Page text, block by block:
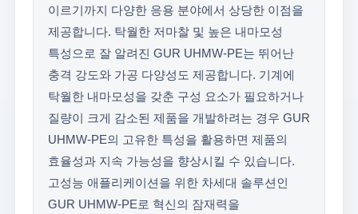
이르기까지 다양한 응용 분야에서 상당한 이점을
제공합니다. 탁월한 저마찰 및 높은 내마모성
특성으로 잘 알려진 GUR UHMW-PE는 뛰어난
충격 강도와 가공 다양성도 제공합니다. 기계에
탁월한 내마모성을 갖춘 구성 요소가 필요하거나
질량이 크게 감소된 제품을 개발하려는 경우 GUR
UHMW-PE의 고유한 특성을 활용하면 제품의
효율성과 지속 가능성을 향상시킬 수 있습니다.
고성능 애플리케이션을 위한 차세대 솔루션인
GUR UHMW-PE로 혁신의 잠재력을